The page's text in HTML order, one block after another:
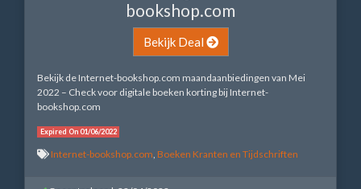
bookshop.com
Bekijk Deal
Bekijk de Internet-bookshop.com maandaanbiedingen van Mei
2022 – Check voor digitale boeken korting bij Internet-
bookshop.com
Expired On 01/06/2022
Internet-bookshop.com Boeken Kranten en Tijdschriften